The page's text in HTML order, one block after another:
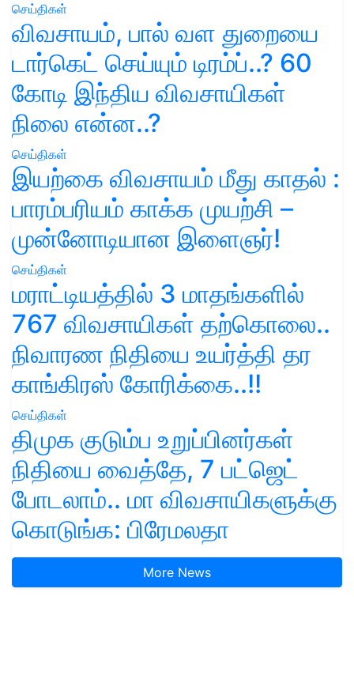
செய்திகள்
விவசாயம், பால் வள துறையை
டார்கெட் செய்யும் டிரம்ப்..? 60
கோடி இந்திய விவசாயிகள்
நிலை என்ன..?
செய்திகள்
இயற்கை விவசாயம் மீது காதல் :
பாரம்பரியம் காக்க முயற்சி –
முன்னோடியான இளைஞர்!
செய்திகள்
மராட்டியத்தில் 3 மாதங்களில்
767 விவசாயிகள் தற்கொலை..
நிவாரண நிதியை உயர்த்தி தர
காங்கிரஸ் கோரிக்கை..!!
செய்திகள்
திமுக குடும்ப உறுப்பினர்கள்
நிதியை வைத்தே, 7 பட்ஜெட்
போடலாம்.. மா விவசாயிகளுக்கு
கொடுங்க: பிரேமலதா
More News